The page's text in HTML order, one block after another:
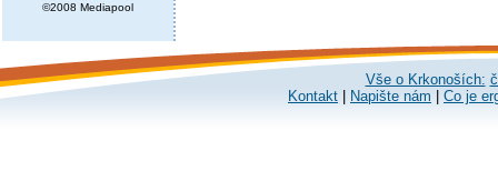
©2008 Mediapool
Vše o Krkonoších:
Kontakt
Napište nám Co je